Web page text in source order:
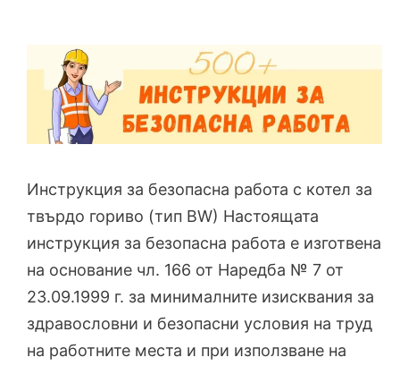
Инструкция за безопасна работа с котел за
твърдо гориво (тип BW) Настоящата
инструкция за безопасна работа е изготвена
на основание чл. 166 от Наредба № 7 от
23.09.1999 г. за минималните изисквания за
здравословни и безопасни условия на труд
на работните места и при използване на